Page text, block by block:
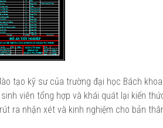
tạo kỹ sư của trường đại học Bách
viên tổng hợp và khái quát lại kiến
ra nhận xét và kinh nghiệm cho bản